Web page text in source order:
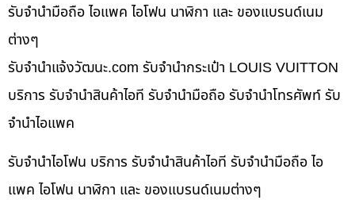
รับจำนำมือถือ ไอแพค ไอโฟน นาฬิกา และ ของแบรนด์เนม
ต่างๆ
รับจํานําแจ้งวัฒนะ.com รับจำนำกระเป๋า LOUIS VUITTON
บริการ รับจำนำสินค้าไอที รับจำนำมือถือ รับจำนำโทรศัพท์ รับ
จำนำไอแพค
รับจำนำไอโฟน บริการ รับจำนำสินค้าไอที รับจำนำมือถือ ไอ
แพค ไอโฟน นาฬิกา และ ของแบรนด์เนมต่างๆ